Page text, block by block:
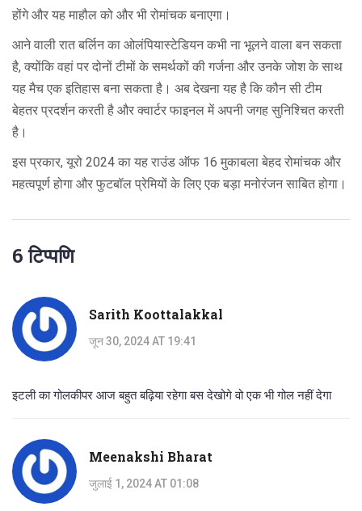
होंगे और यह माहौल को और भी रोमांचक बनाएगा।
आने वाली रात बर्लिन का ओलंपियास्टेडियन कभी ना भूलने वाला बन सकता
है, क्योंकि वहां पर दोनों टीमों के समर्थकों की गर्जना और उनके जोश के साथ
यह मैच एक इतिहास बना सकता है। अब देखना यह है कि कौन सी टीम
बेहतर प्रदर्शन करती है और क्वार्टर फाइनल में अपनी जगह सुनिश्चित करती
है।
इस प्रकार, यूरो 2024 का यह राउंड ऑफ 16 मुकाबला बेहद रोमांचक और
महत्वपूर्ण होगा और फुटबॉल प्रेमियों के लिए एक बड़ा मनोरंजन साबित होगा।
6 टिप्पणि
Sarith Koottalakkal
जून 30, 2024 AT 19:41
इटली का गोलकीपर आज बहुत बढ़िया रहेगा बस देखोगे वो एक भी गोल नहीं देगा
Meenakshi Bharat
जुलाई 1, 2024 AT 01:08